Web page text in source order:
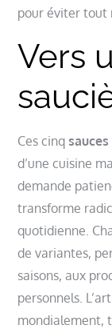
pour éviter tout
Vers
Ces cinq
d’une cuisine
demande
transforme
quotidienne.
de variantes,
saisons, aux
personnels.
mondialement,